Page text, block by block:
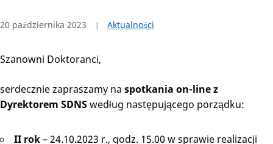
20 października 2023 Aktualności
Szanowni Doktoranci,
serdecznie zapraszamy na spotkania on-line z
Dyrektorem SDNSwedług następującego porządku:
II rok– 24.10.2023 r., godz. 15.00 w sprawie realizacji